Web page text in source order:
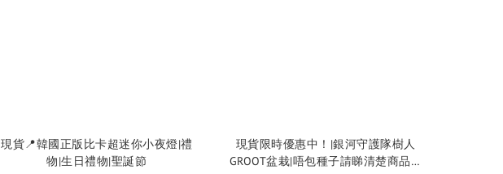
現貨📍韓國正版比卡超迷你小夜燈|禮
物|生日禮物|聖誕節
現貨限時優惠中！|銀河守護隊樹人
GROOT盆栽|唔包種子請睇清楚商品描